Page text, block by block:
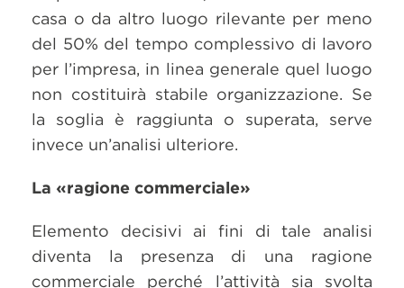
casa o da altro luogo rilevante per meno
del 50% del tempo complessivo di lavoro
per l’impresa, in linea generale quel luogo
non costituirà stabile organizzazione. Se
la soglia è raggiunta o superata, serve
invece un’analisi ulteriore.
La «ragione commerciale»
Elemento decisivi ai fini di tale analisi
diventa la presenza di una ragione
commerciale perché l’attività sia svolta